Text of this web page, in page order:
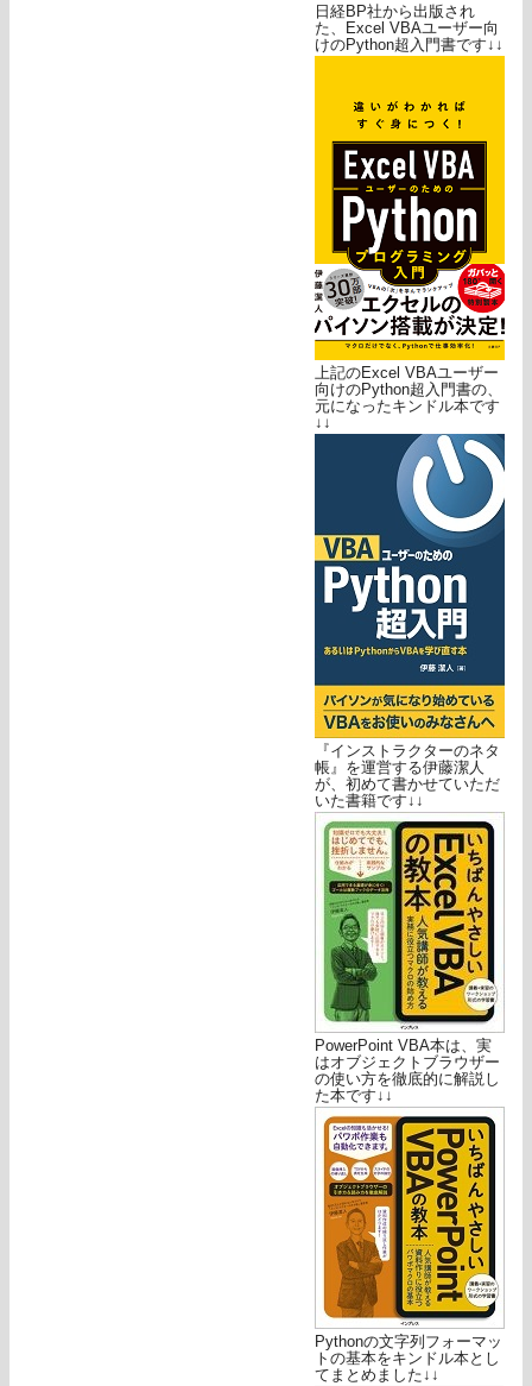
日経BP社から出版され
た、Excel VBAユーザー向
けのPython超入門書です↓↓
上記のExcel VBAユーザー
向けのPython超入門書の、
元になったキンドル本です
↓↓
『インストラクターのネタ
帳』を運営する伊藤潔人
が、初めて書かせていただ
いた書籍です↓↓
PowerPoint VBA本は、実
はオブジェクトブラウザー
の使い方を徹底的に解説し
た本です↓↓
Pythonの文字列フォーマッ
トの基本をキンドル本とし
てまとめました↓↓